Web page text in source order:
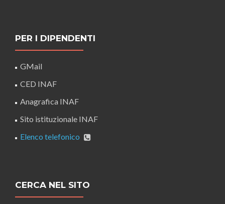
PER I DIPENDENTI
GMail
CED INAF
Anagrafica INAF
Sito istituzionale INAF
Elenco telefonico
CERCA NEL SITO